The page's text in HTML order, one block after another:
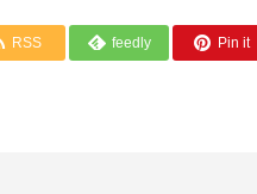
RSS feedly Pin it